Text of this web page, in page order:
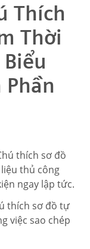
Thích
Thời
thích sơ đồ
thủ công
ngay lập tức.
thích sơ đồ tự
việc sao chép